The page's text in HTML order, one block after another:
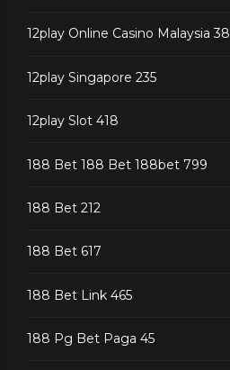
12play Online Casino Malaysia 38
12play Singapore 235
12play Slot 418
188 Bet 188 Bet 188bet 799
188 Bet 212
188 Bet 617
188 Bet Link 465
188 Pg Bet Paga 45